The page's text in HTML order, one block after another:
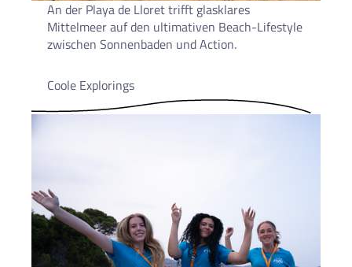
An der Playa de Lloret trifft glasklares
Mittelmeer auf den ultimativen Beach-Lifestyle
zwischen Sonnenbaden und Action.
Coole Explorings